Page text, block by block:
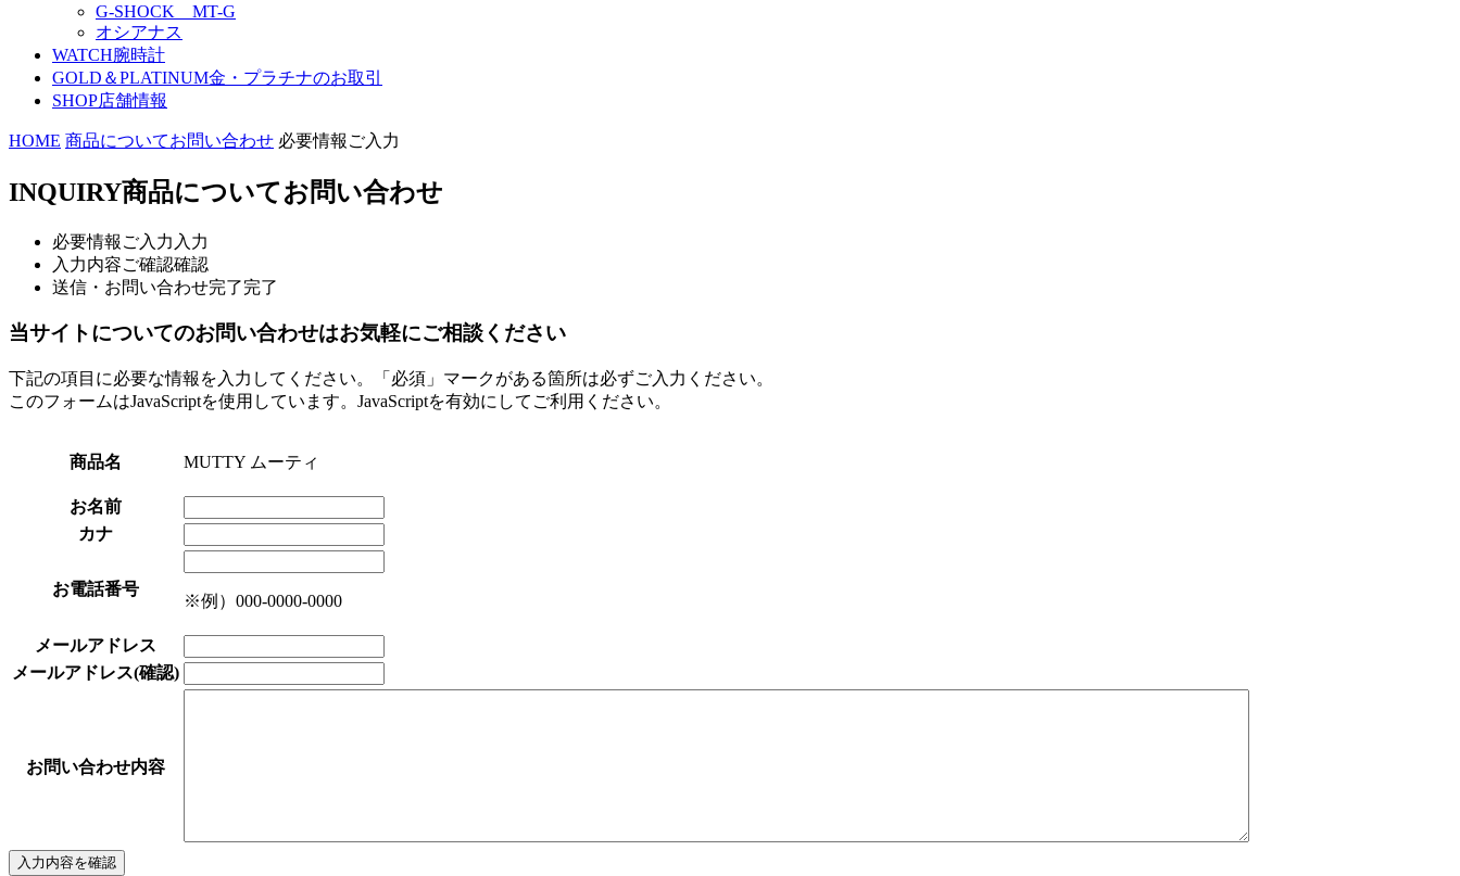
G-SHOCK MT-G
オシアナス
WATCH腕時計
GOLD＆PLATINUM金・プラチナのお取引
SHOP店舗情報
HOME 商品についてお問い合わせ 必要情報ご入力
INQUIRY商品についてお問い合わせ
必要情報ご入力 入力
入力内容ご確認確認
送信・お問い合わせ完了完了
当サイトについてのお問い合わせはお気軽にご相談ください
下記の項目に必要な情報を入力してください。「必須」マークがある箇所は必ずご入力ください。
このフォームはJavaScriptを使用しています。JavaScriptを有効にしてご利用ください。
商品名 MUTTY ムーティ
お名前
カナ
お電話番号
※例）000-0000-0000
メールアドレス
メールアドレス(確認)
お問い合わせ内容